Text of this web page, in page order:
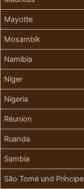
Mayotte
Mosambik
Namibia
Niger
Nigeria
Réunion
Ruanda
Sambia
São Tomé und Príncipe